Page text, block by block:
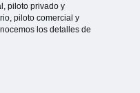
piloto privado y
piloto comercial y
los detalles de